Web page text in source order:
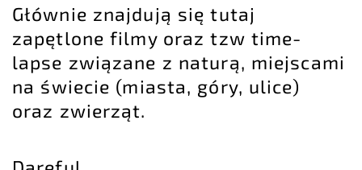
Głównie znajdują się tutaj
zapętlone filmy oraz tzw time-
lapse związane z naturą, miejscami
na świecie (miasta, góry, ulice)
oraz zwierząt.